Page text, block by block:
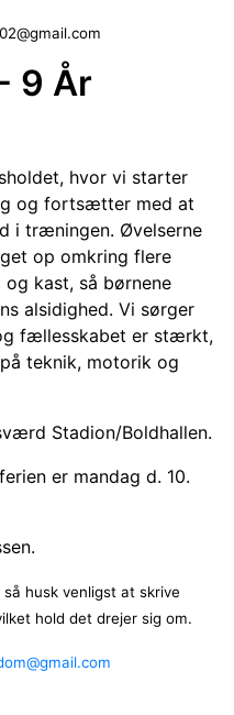
9 År
hvor vi starter
og fortsætter med at
i træningen. Øvelserne
op omkring flere
kast, så børnene
alsidighed. Vi sørger
fællesskabet er stærkt,
teknik, motorik og
Stadion/Boldhallen.
er mandag d. 10.
husk venligst at skrive
hold det drejer sig om.